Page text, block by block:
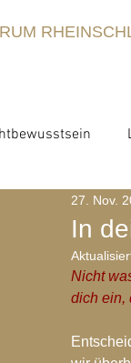
Lichtbewusstsein
Spirituelle
Blog-Archiv-2021
In
27. Nov.
Nicht
dich ein,